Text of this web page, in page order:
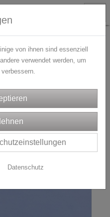
von ihnen sind essenziell
verwendet werden, um
Datenschutz